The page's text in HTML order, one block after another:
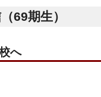
69期生）
へ